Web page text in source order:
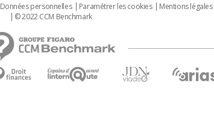
Données personnelles Paramétrer les cookies Mentions légales
© 2022 CCM Benchmark